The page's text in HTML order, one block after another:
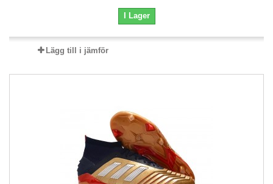
I Lager
Lägg till i jämför